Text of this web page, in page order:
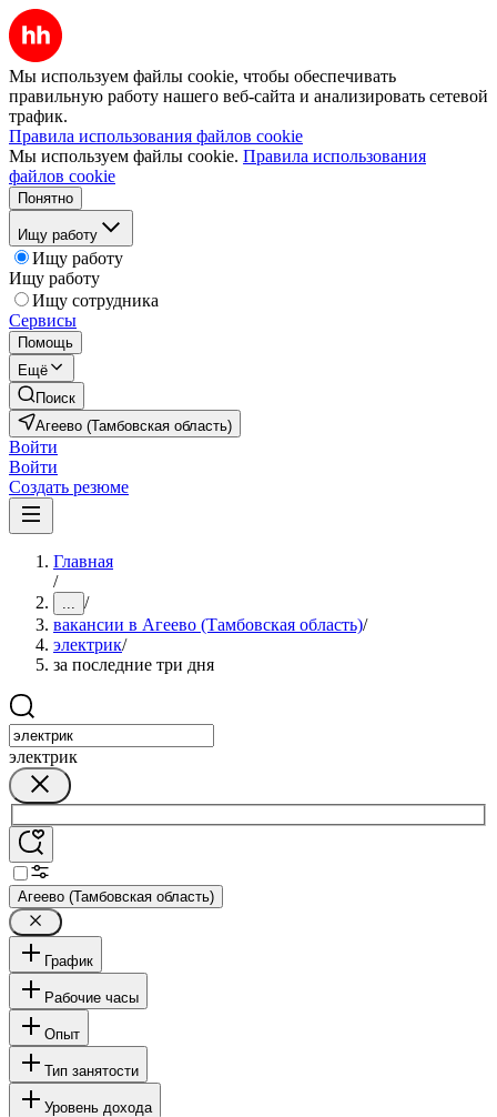
Мы используем файлы cookie, чтобы обеспечивать
правильную работу нашего веб-сайта и анализировать сетевой
трафик.
Правила использования файлов cookie
Мы используем файлы cookie. Правила использования
файлов cookie
Понятно
Ищу работу
Ищу работу
Ищу работу
Ищу сотрудника
Сервисы
Помощь
Ещё
Поиск
Агеево (Тамбовская область)
Войти
Войти
Создать резюме
Главная
/
... /
вакансии в Агеево (Тамбовская область)/
электрик/
за последние три дня
электрик
Агеево (Тамбовская область)
График
Рабочие часы
Опыт
Тип занятости
Уровень дохода